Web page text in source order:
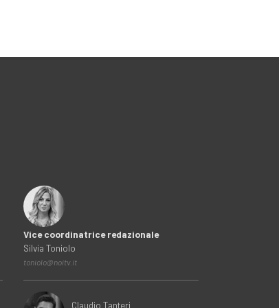
Vice coordinatrice redazionale
Silvia Toniolo
toniolo@noitv.it
Claudio Tanteri